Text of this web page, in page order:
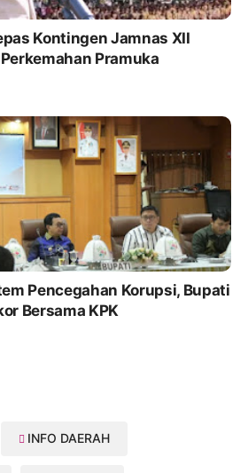
Kontingen Jamnas XII
Pramuka
Pencegahan Korupsi, Bupati
Bersama KPK
INFO DAERAH